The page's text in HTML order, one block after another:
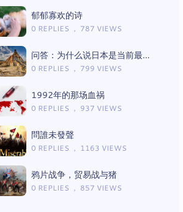
郁郁寡欢的诗
0 REPLIES ， 787 VIEWS
问答：为什么说日本是当前最古老的国家
0 REPLIES ， 799 VIEWS
1992年的那场血祸
0 REPLIES ， 937 VIEWS
問誰未發聲
0 REPLIES ， 1163 VIEWS
鸦片战争，贸易战与猪
0 REPLIES ， 857 VIEWS